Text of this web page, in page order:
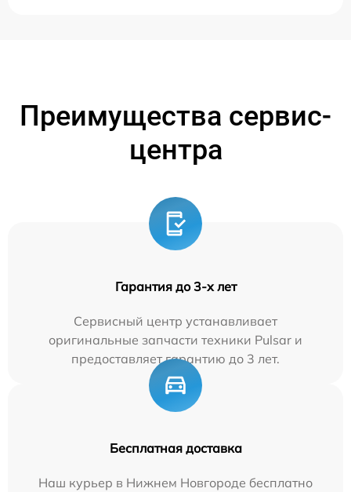
Преимущества сервис-
центра
Гарантия до 3-х лет
Сервисный центр устанавливает
оригинальные запчасти техники Pulsar и
предоставляет гарантию до 3 лет.
Бесплатная доставка
Наш курьер в Нижнем Новгороде бесплатно